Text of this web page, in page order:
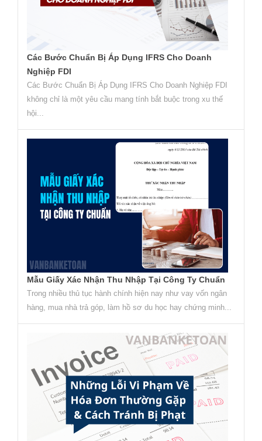
Các Bước Chuẩn Bị Áp Dụng IFRS Cho Doanh
Nghiệp FDI
Các Bước Chuẩn Bị Áp Dụng IFRS Cho Doanh Nghiệp FDI
không chỉ là một yêu cầu mang tính bắt buộc trong xu thế
hội...
Mẫu Giấy Xác Nhận Thu Nhập Tại Công Ty Chuẩn
Trong nhiều thủ tục hành chính hiện nay như vay vốn ngân
hàng, mua nhà trả góp, làm hồ sơ du học hay chứng minh...